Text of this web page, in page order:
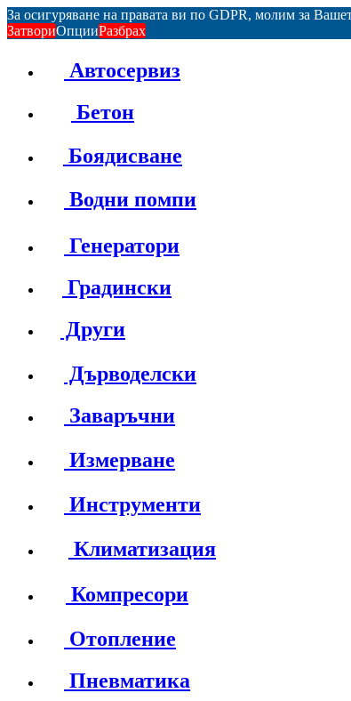
За осигуряване на правата ви по GDPR, молим за
ЗатвориОпцииРазбрах
Автосервиз
Бетон
Боядисване
Водни помпи
Генератори
Градински
Други
Дърводелски
Заваръчни
Измерване
Инструменти
Климатизация
Компресори
Отопление
Пневматика